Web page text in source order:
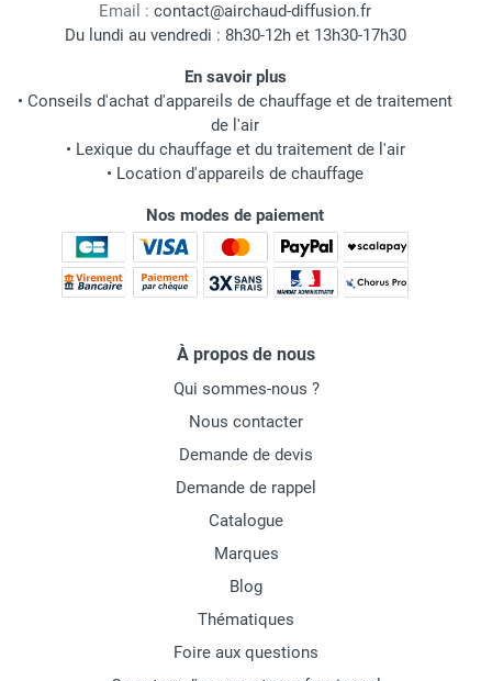
Email : contact@airchaud-diffusion.fr
Du lundi au vendredi : 8h30-12h et 13h30-17h30
En savoir plus
• Conseils d'achat d'appareils de chauffage et de traitement
de l'air
• Lexique du chauffage et du traitement de l'air
• Location d'appareils de chauffage
Nos modes de paiement
À propos de nous
Qui sommes-nous ?
Nous contacter
Demande de devis
Demande de rappel
Catalogue
Marques
Blog
Thématiques
Foire aux questions